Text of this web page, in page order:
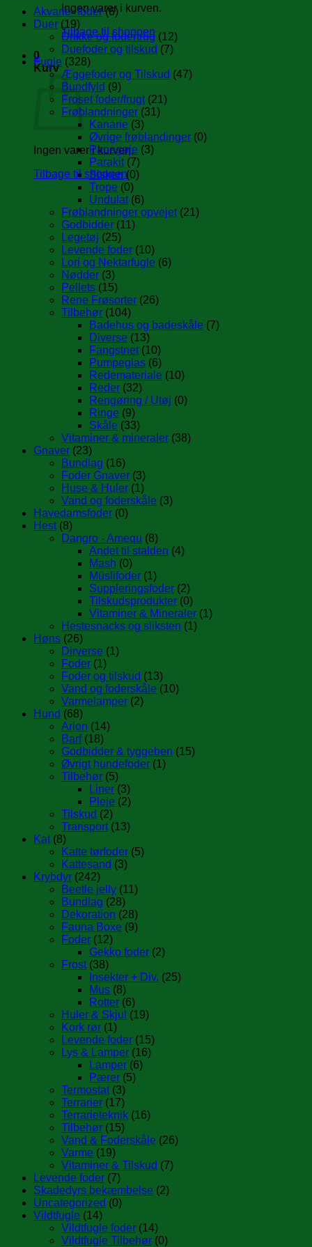
Ingen varer i kurven.
Tilbage til shoppen
0
Kurv
Ingen varer i kurven.
Tilbage til shoppen
Akvarie- foder (6)
Duer (19)
Drikke og fodertrug (12)
Duefoder og tilskud (7)
Fugle (328)
Æggefoder og Tilskud (47)
Bundfyld (9)
Froset foder/frugt (21)
Frøblandninger (31)
Kanarie (3)
Øvrige frøblandinger (0)
Papegøje (3)
Parakit (7)
Sisken (0)
Trope (0)
Undulat (6)
Frøblandninger opvejet (21)
Godbidder (11)
Legetøj (25)
Levende foder (10)
Lori og Nektarfugle (6)
Nødder (3)
Pellets (15)
Rene Frøsorter (26)
Tilbehør (104)
Badehus og badeskåle (7)
Diverse (13)
Fangstnet (10)
Pumpeglas (6)
Redemateriale (10)
Reder (32)
Rengøring / Utøj (0)
Ringe (9)
Skåle (33)
Vitaminer & mineraler (38)
Gnaver (23)
Bundlag (16)
Foder Gnaver (3)
Huse & Huler (1)
Vand og foderskåle (3)
Havedamsfoder (0)
Hest (8)
Dangro - Amequ (8)
Andet til stalden (4)
Mash (0)
Müslifoder (1)
Suppleringsfoder (2)
Tilskudsprodukter (0)
Vitaminer & Mineraler (1)
Hestesnacks og sliksten (1)
Høns (26)
Dirverse (1)
Foder (1)
Foder og tilskud (13)
Vand og foderskåle (10)
Varmelamper (2)
Hund (68)
Arion (14)
Barf (18)
Godbidder & tyggeben (15)
Øvrigt hundefoder (1)
Tilbehør (5)
Liner (3)
Pleje (2)
Tilskud (2)
Transport (13)
Kat (8)
Katte tørfoder (5)
Kattesand (3)
Krybdyr (242)
Beetle jelly (11)
Bundlag (28)
Dekoration (28)
Fauna Boxe (9)
Foder (12)
Gekko foder (2)
Frost (38)
Insekter + Div. (25)
Mus (8)
Rotter (6)
Huler & Skjul (19)
Kork rør (1)
Levende foder (15)
Lys & Lamper (16)
Lamper (6)
Pærer (5)
Termostat (3)
Terrarier (17)
Terrarieteknik (16)
Tilbehør (15)
Vand & Foderskåle (26)
Varme (19)
Vitaminer & Tilskud (7)
Levende foder (7)
Skadedyrs bekæmbelse (2)
Uncategorized (0)
Vildtfugle (14)
Vildtfugle foder (14)
Vildtfugle Tilbehør (0)